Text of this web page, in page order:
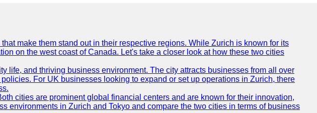
make them stand out in their respective regions. While Zurich is known for its
on the west coast of Canada. Let's take a closer look at how these two cities
life, and thriving business environment. The city attracts businesses from all over
For UK businesses looking to expand or set up operations in Zurich, there
cities are prominent global financial centers and are known for their innovation,
environments in Zurich and Tokyo and compare the two cities in terms of business